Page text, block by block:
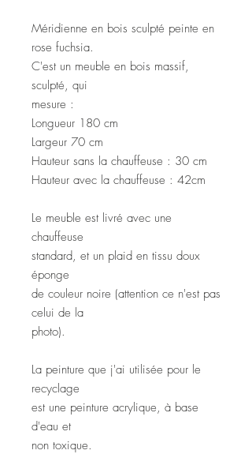
Méridienne en bois sculpté peinte en
rose fuchsia.
C'est un meuble en bois massif,
sculpté, qui
mesure :
Longueur 180 cm
Largeur 70 cm
Hauteur sans la chauffeuse : 30 cm
Hauteur avec la chauffeuse : 42cm
Le meuble est livré avec une
chauffeuse
standard, et un plaid en tissu doux
éponge
de couleur noire (attention ce n'est pas
celui de la
photo).
La peinture que j'ai utilisée pour le
recyclage
est une peinture acrylique, à base
d'eau et
non toxique.